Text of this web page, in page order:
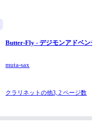
Butter-Fly - デジモンアドベン
muta-sax
クラリネットの他3,2 ページ数